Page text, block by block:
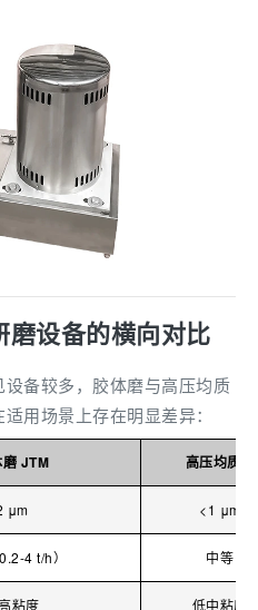
设备的横向对比
备较多，胶体磨与高压均质
用场景上存在明显差异：
磨 JTM 高压均质机
μm <1 μm
4 t/h） 中等
粘度 低中粘度